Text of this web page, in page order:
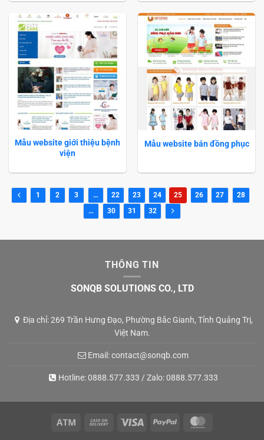
Mẫu website giới thiệu bệnh
viện
Mẫu website bán đồng phục
1 2 3 … 22 23 24 25 26 27
28
…
30 31 32
THÔNG TIN
SONQB SOLUTIONS CO., LTD
Địa chỉ: 269 Trần Hưng Đạo, Phường Bắc Gianh, Tỉnh Quảng Trị,
Việt Nam.
Email:contact@sonqb.com
Hotline:0888.577.333 / Zalo:0888.577.333
Atm
Cash
Visa PayPal